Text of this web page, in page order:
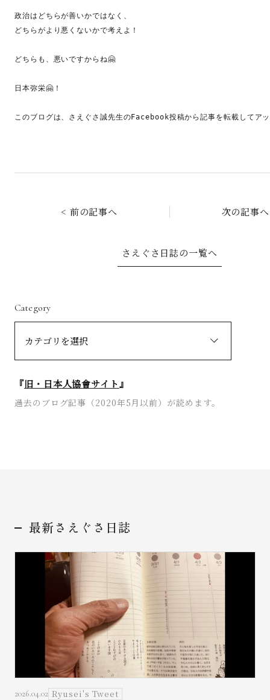
お問い合わせ
政治はどちらが善いかではなく、
どちらがより悪くないかで考えよ！
どちらも、悪いですからね🤗
日本弥栄🤗！
このブログは、さえぐさ誠先生のFacebook投稿から記事を転載してア
< 前の記事へ 次の記事
さえぐさ日誌の一覧へ
Category
『旧・日本人協會サイト』
過去のブログ記事（2020年5月以前）が読めます。
最新さえぐさ日誌
2026.04.02 Ryusei's Tweet